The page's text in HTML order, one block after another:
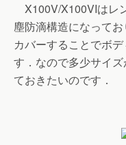
X100V/X100VIはレ
塵防滴構造になって
カバーすることでボ
す．なので多少サイ
ておきたいのです．